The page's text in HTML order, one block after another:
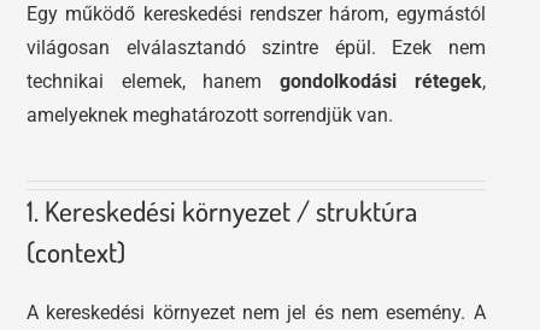
Egy működő kereskedési rendszer három, egymástól
világosan elválasztandó szintre épül. Ezek nem
technikai elemek, hanem gondolkodási rétegek,
amelyeknek meghatározott sorrendjük van.
1. Kereskedési környezet / struktúra
(context)
A kereskedési környezet nem jel és nem esemény. A